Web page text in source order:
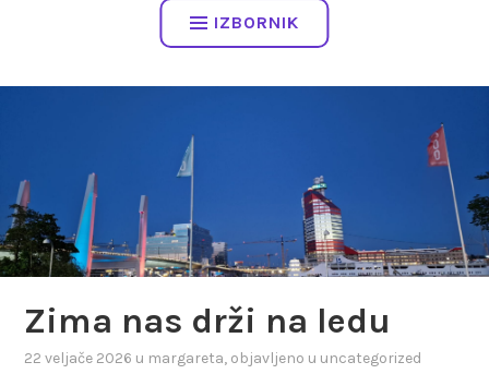
IZBORNIK
Zima nas drži na ledu
22 veljače 2026 u margareta, objavljeno u uncategorized